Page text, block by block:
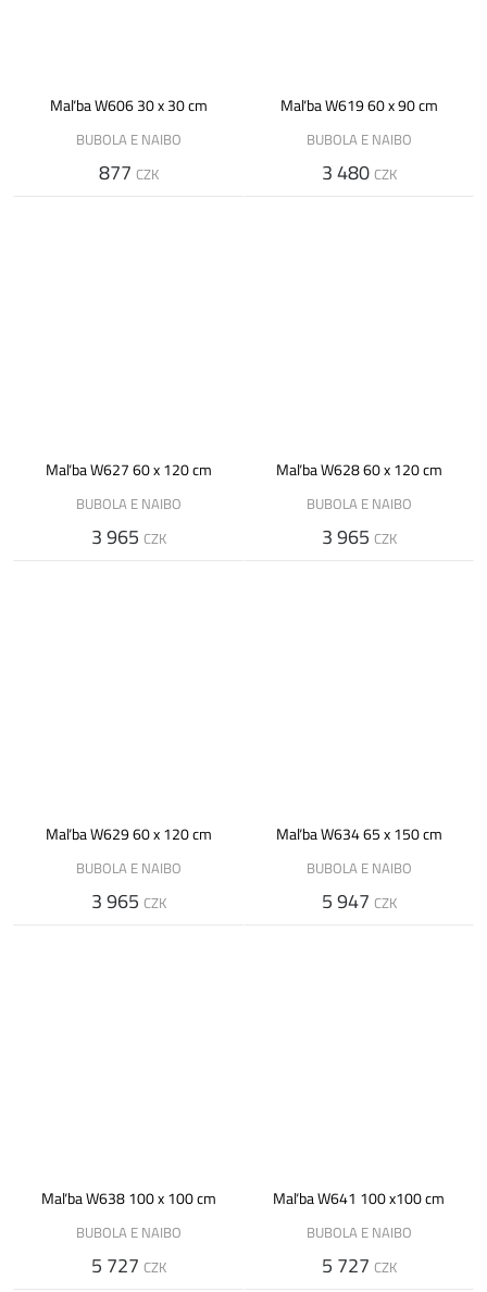
Maľba W606 30 x 30 cm
BUBOLA E NAIBO
877 CZK
Maľba W619 60 x 90 cm
BUBOLA E NAIBO
3 480 CZK
Maľba W627 60 x 120 cm
BUBOLA E NAIBO
3 965 CZK
Maľba W628 60 x 120 cm
BUBOLA E NAIBO
3 965 CZK
Maľba W629 60 x 120 cm
BUBOLA E NAIBO
3 965 CZK
Maľba W634 65 x 150 cm
BUBOLA E NAIBO
5 947 CZK
Maľba W638 100 x 100 cm
BUBOLA E NAIBO
5 727 CZK
Maľba W641 100 x100 cm
BUBOLA E NAIBO
5 727 CZK